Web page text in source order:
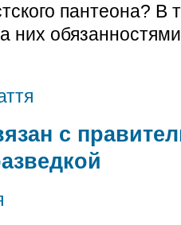
пантеона? В
них
с